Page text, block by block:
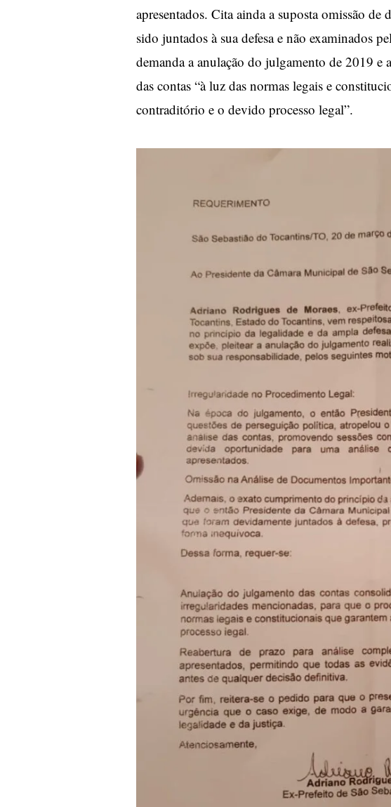
apresentados. Cita ainda a suposta omissão
sido juntados à sua defesa e não examinados
demanda a anulação do julgamento de 2019 e
das contas “à luz das normas legais e
contraditório e o devido processo legal”.